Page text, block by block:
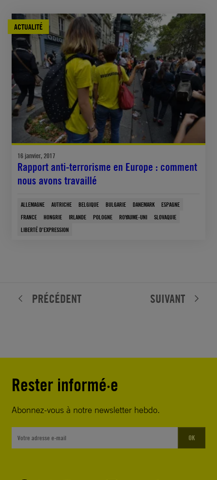
ACTUALITÉ
16 janvier, 2017
Rapport anti-terrorisme en Europe : comment
nous avons travaillé
ALLEMAGNE AUTRICHE BELGIQUE BULGARIE DANEMARK
ESPAGNE
FRANCE
HONGRIE IRLANDE POLOGNE ROYAUME-UNI
SLOVAQUIE
LIBERTÉ D'EXPRESSION
PRÉCÉDENT SUIVANT
Rester informé·e
Abonnez-vous à notre newsletter hebdo.
OK